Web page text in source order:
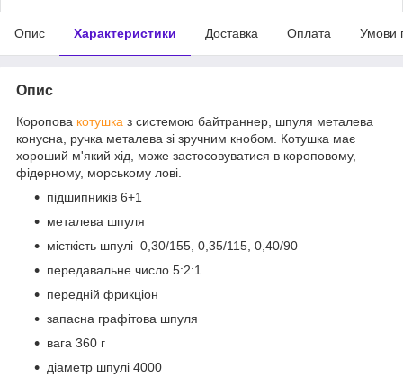
Опис Характеристики Доставка Оплата Умови
Опис
Коропова котушка з системою байтраннер, шпуля металева
конусна, ручка металева зі зручним кнобом. Котушка має
хороший м'який хід, може застосовуватися в короповому,
фідерному, морському лові.
підшипників 6+1
металева шпуля
місткість шпулі 0,30/155, 0,35/115, 0,40/90
передавальне число 5:2:1
передній фрикціон
запасна графітова шпуля
вага 360 г
діаметр шпулі 4000